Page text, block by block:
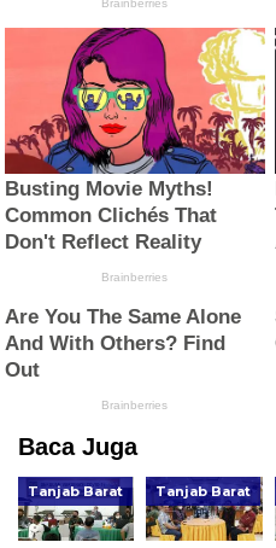
Baca Juga
Tanjab Barat Tanjab Barat